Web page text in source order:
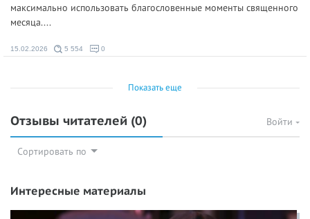
максимально использовать благословенные моменты священного
месяца....
15.02.2026 5 554 0
Показать еще
Отзывы читателей (0) Войти
Сортировать по
Интересные материалы